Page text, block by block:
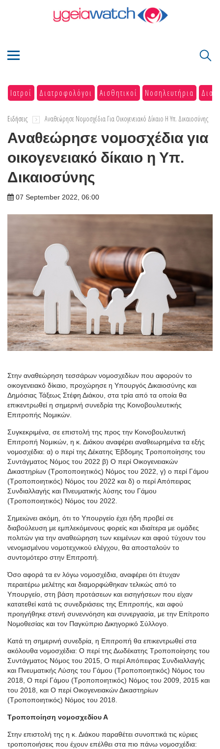
Ιατροί Διατροφολόγοι Αισθητικοί Νοσηλευτήρια
Ειδήσεις Αναθεώρησε Νομοσχέδια Για Οικογενειακό Δίκαιο Η Υπ. Δικαιοσύνης
Αναθεώρησε νομοσχέδια για
οικογενειακό δίκαιο η Υπ.
Δικαιοσύνης
07 September 2022, 06:00
Στην αναθεώρηση τεσσάρων νομοσχεδίων που αφορούν το
οικογενειακό δίκαιο, προχώρησε η Υπουργός Δικαιοσύνης και
Δημόσιας Τάξεως Στέφη Διάκου, στα τρία από τα οποία θα
επικεντρωθεί η σημερινή συνεδρία της Κοινοβουλευτικής
Επιτροπής Νομικών.
Συγκεκριμένα, σε επιστολή της προς την Κοινοβουλευτική
Επιτροπή Νομικών, η κ. Διάκου αναφέρει αναθεωρημένα τα εξής
νομοσχέδια: α) ο περί της Δέκατης Έβδομης Τροποποίησης του
Συντάγματος Νόμος του 2022 β) Ο περί Οικογενειακών
Δικαστηρίων (Τροποποιητικός) Νόμος του 2022, γ) ο περί Γάμου
(Τροποποιητικός) Νόμος του 2022 και δ) ο περί Απόπειρας
Συνδιαλλαγής και Πνευματικής λύσης του Γάμου
(Τροποποιητικός) Νόμος του 2022.
Σημειώνει ακόμη, ότι το Υπουργείο έχει ήδη προβεί σε
διαβούλευση με εμπλεκόμενους φορείς και ιδιαίτερα με ομάδες
πολιτών για την αναθεώρηση των κειμένων και αφού τύχουν του
νενομισμένου νομοτεχνικού ελέγχου, θα αποσταλούν το
συντομότερο στην Επιτροπή.
Όσο αφορά τα εν λόγω νομοσχέδια, αναφέρει ότι έτυχαν
περαιτέρω μελέτης και διαμορφώθηκαν τελικώς από το
Υπουργείο, στη βάση προτάσεων και εισηγήσεων που είχαν
κατατεθεί κατά τις συνεδριάσεις της Επιτροπής, και αφού
προηγήθηκε στενή συνεννόηση και συνεργασία, με την Επίτροπο
Νομοθεσίας και τον Παγκύπριο Δικηγορικό Σύλλογο.
Κατά τη σημερινή συνεδρία, η Επιτροπή θα επικεντρωθεί στα
ακόλουθα νομοσχέδια: Ο περί της Δωδέκατης Τροποποίησης του
Συντάγματος Νόμος του 2015, Ο περί Απόπειρας Συνδιαλλαγής
και Πνευματικής Λύσης του Γάμου (Τροποποιητικός) Νόμος του
2018, Ο περί Γάμου (Τροποποιητικός) Νόμος του 2009, 2015 και
του 2018, και Ο περί Οικογενειακών Δικαστηρίων
(Τροποποιητικός) Νόμος του 2018.
Τροποποίηση νομοσχεδίου Α
Στην επιστολή της η κ. Διάκου παραθέτει συνοπτικά τις κύριες
τροποποιήσεις που έχουν επέλθει στα πιο πάνω νομοσχέδια: